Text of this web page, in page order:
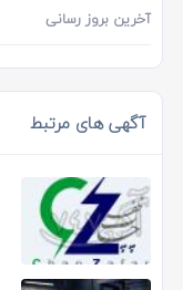
آخرین بروز رسانی
آگهی های مرتبط